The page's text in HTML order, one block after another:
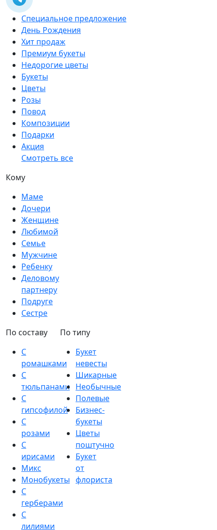
Специальное предложение
День Рождения
Хит продаж
Премиум букеты
Недорогие цветы
Букеты
Цветы
Розы
Повод
Композиции
Подарки
Акция
Смотреть все
Кому
Маме
Дочери
Женщине
Любимой
Семье
Мужчине
Ребенку
Деловому
партнеру
Подруге
Сестре
По составу
С
ромашками
С
тюльпанами
С
гипсофилой
С
розами
С
ирисами
Микс
Монобукеты
С
герберами
С
лилиями
По типу
Букет
невесты
Шикарные
Необычные
Полевые
Бизнес-
букеты
Цветы
поштучно
Букет
от
флориста